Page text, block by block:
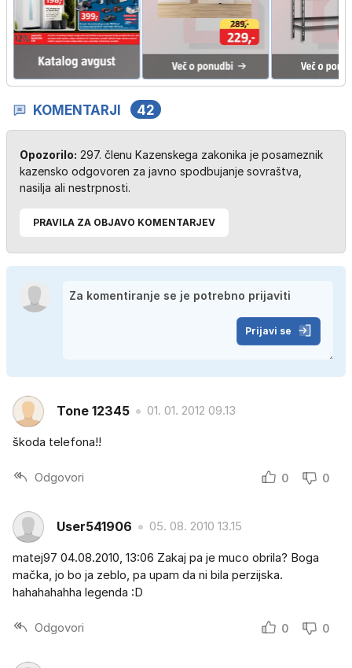
KOMENTARJI 42
Opozorilo: 297. členu Kazenskega zakonika je posameznik
kazensko odgovoren za javno spodbujanje sovraštva,
nasilja ali nestrpnosti.
PRAVILA ZA OBJAVO KOMENTARJEV
Prijavi se
Tone 12345 01. 01. 2012 09.13
škoda telefona!!
Odgovori 0 0
User541906 05. 08. 2010 13.15
matej97 04.08.2010, 13:06 Zakaj pa je muco obrila? Boga
mačka, jo bo ja zeblo, pa upam da ni bila perzijska.
hahahahahha legenda :D
Odgovori 0 0